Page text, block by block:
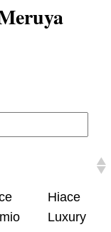
Hiace
Luxury